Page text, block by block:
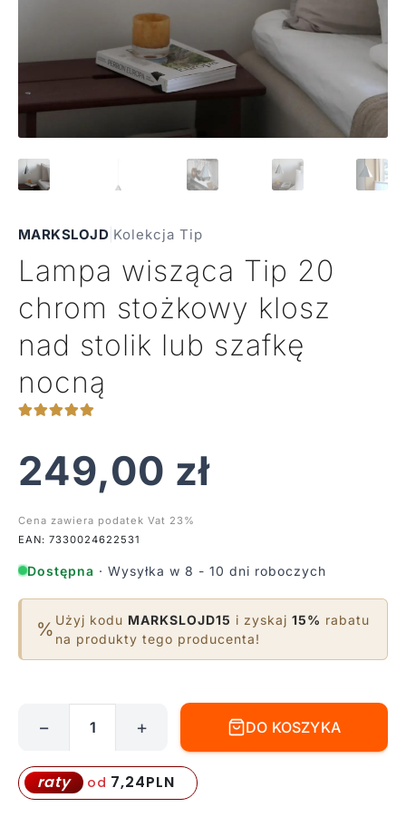
MARKSLOJD Kolekcja Tip
Lampa wisząca Tip 20
chrom stożkowy klosz
nad stolik lub szafkę
nocną
249,00 zł
Cena zawiera podatek Vat 23%
EAN: 7330024622531
Dostępna · Wysyłka w 8 - 10 dni roboczych
% Użyj kodu MARKSLOJD15 i zyskaj 15% rabatu
na produkty tego producenta!
wisząca
Tip
− + DO KOSZYKA
raty od 7,24PLN